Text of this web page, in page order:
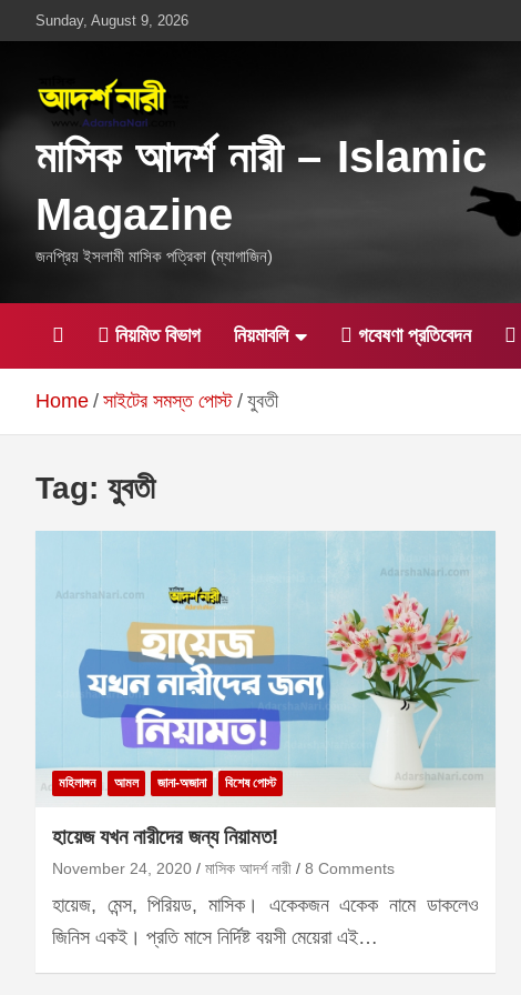
Skip
to
Sunday, August 9, 2026
মাসিক আদর্শ নারী – Islamic
Magazine
জনপ্রিয় ইসলামী মাসিক পত্রিকা (ম্যাগাজিন)
নিয়মিত বিভাগ নিয়মাবলি গবেষণা প্রতিবেদন
Home সাইটের সমস্ত পোস্ট যুবতী
Tag: যুবতী
মহিলাঙ্গন আমল জানা-অজানা বিশেষ পোস্ট
হায়েজ যখন নারীদের জন্য নিয়ামত!
November 24, 2020 মাসিক আদর্শ নারী 8 Comments
হায়েজ, মেন্স, পিরিয়ড, মাসিক। একেকজন একেক নামে ডাকলেও
জিনিস একই। প্রতি মাসে নির্দিষ্ট বয়সী মেয়েরা এই…